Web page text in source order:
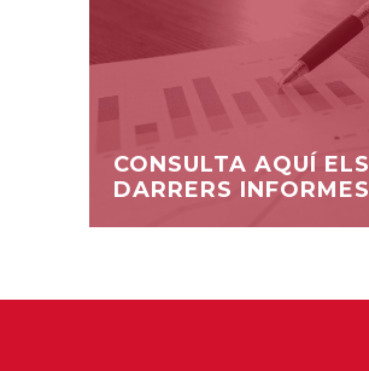
CONSULTA AQUÍ ELS
DARRERS INFORMES